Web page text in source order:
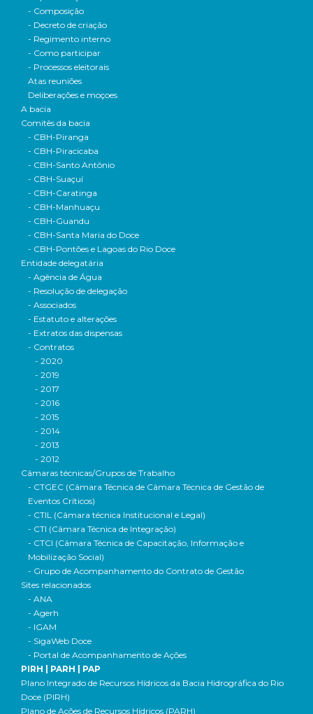
- Composição
- Decreto de criação
- Regimento interno
- Como participar
- Processos eleitorais
Atas reuniões
Deliberações e moçoes
A bacia
Comitês da bacia
- CBH-Piranga
- CBH-Piracicaba
- CBH-Santo Antônio
- CBH-Suaçuí
- CBH-Caratinga
- CBH-Manhuaçu
- CBH-Guandu
- CBH-Santa Maria do Doce
- CBH-Pontões e Lagoas do Rio Doce
Entidade delegatária
- Agência de Água
- Resolução de delegação
- Associados
- Estatuto e alterações
- Extratos das dispensas
- Contratos
- 2020
- 2019
- 2017
- 2016
- 2015
- 2014
- 2013
- 2012
Câmaras técnicas/Grupos de Trabalho
- CTGEC (Câmara Técnica de Câmara Técnica de Gestão de
Eventos Críticos)
- CTIL (Câmara técnica Institucional e Legal)
- CTI (Câmara Técnica de Integração)
- CTCI (Câmara Técnica de Capacitação, Informação e
Mobilização Social)
- Grupo de Acompanhamento do Contrato de Gestão
Sites relacionados
- ANA
- Agerh
- IGAM
- SigaWeb Doce
- Portal de Acompanhamento de Ações
PIRH | PARH | PAP
Plano Integrado de Recursos Hídricos da Bacia Hidrográfica do Rio
Doce (PIRH)
Plano de Ações de Recursos Hídricos (PARH)